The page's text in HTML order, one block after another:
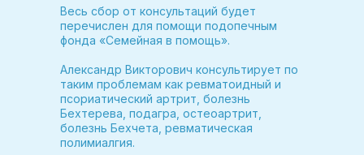
Весь сбор от консультаций будет
перечислен для помощи подопечным
фонда «Семейная в помощь».
Александр Викторович консультирует по
таким проблемам как ревматоидный и
псориатический артрит, болезнь
Бехтерева, подагра, остеоартрит,
болезнь Бехчета, ревматическая
полимиалгия.